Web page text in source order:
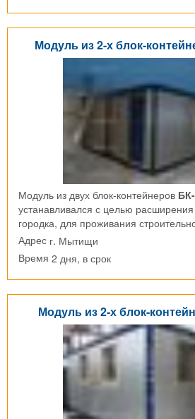
Модуль из 2-х блок-
Модуль из двух блок-контейнеров
устанавливался с целью расширения
городка, для проживания
Адрес г. Мытищи
Время 2 дня, в срок
Модуль из 2-х блок-